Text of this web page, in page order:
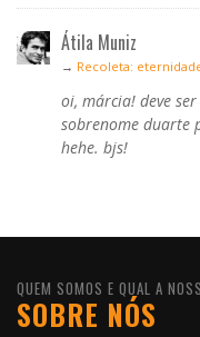
Átila Muniz
→ Recoleta:
oi, márcia! deve
sobrenome duarte
hehe. bjs!
QUEM SOMOS E QUAL A
SOBRE NÓS